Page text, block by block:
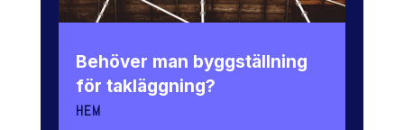
Behöver man byggställning
för takläggning?
HEM